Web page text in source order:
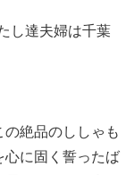
し達夫婦は千葉
絶品のししゃも
心に固く誓ったば